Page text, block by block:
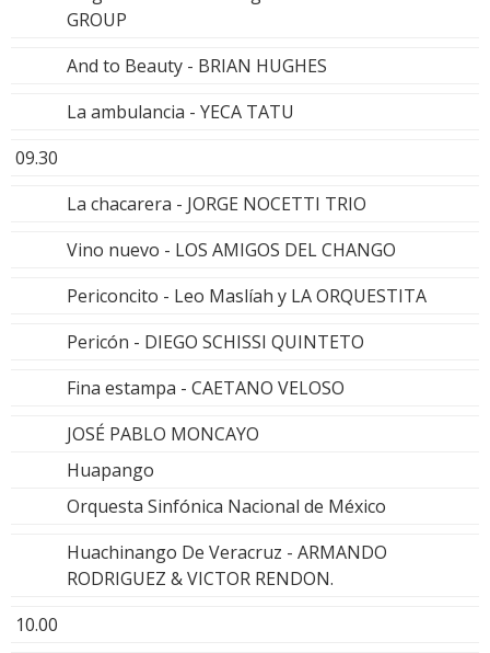
GROUP
And to Beauty - BRIAN HUGHES
La ambulancia - YECA TATU
09.30
La chacarera - JORGE NOCETTI TRIO
Vino nuevo - LOS AMIGOS DEL CHANGO
Periconcito - Leo Maslíah y LA ORQUESTITA
Pericón - DIEGO SCHISSI QUINTETO
Fina estampa - CAETANO VELOSO
JOSÉ PABLO MONCAYO
Huapango
Orquesta Sinfónica Nacional de México
Huachinango De Veracruz - ARMANDO
RODRIGUEZ & VICTOR RENDON.
10.00